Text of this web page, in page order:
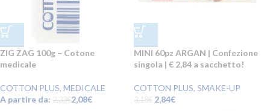
ZIG ZAG 100g – Cotone
medicale
COTTON PLUS, MEDICALE
A partire da: 2,33€2,08€
MINI 60pz ARGAN | Confezione
singola | € 2,84 a sacchetto!
COTTON PLUS, SMAKE-UP
3,18€ 2,84€